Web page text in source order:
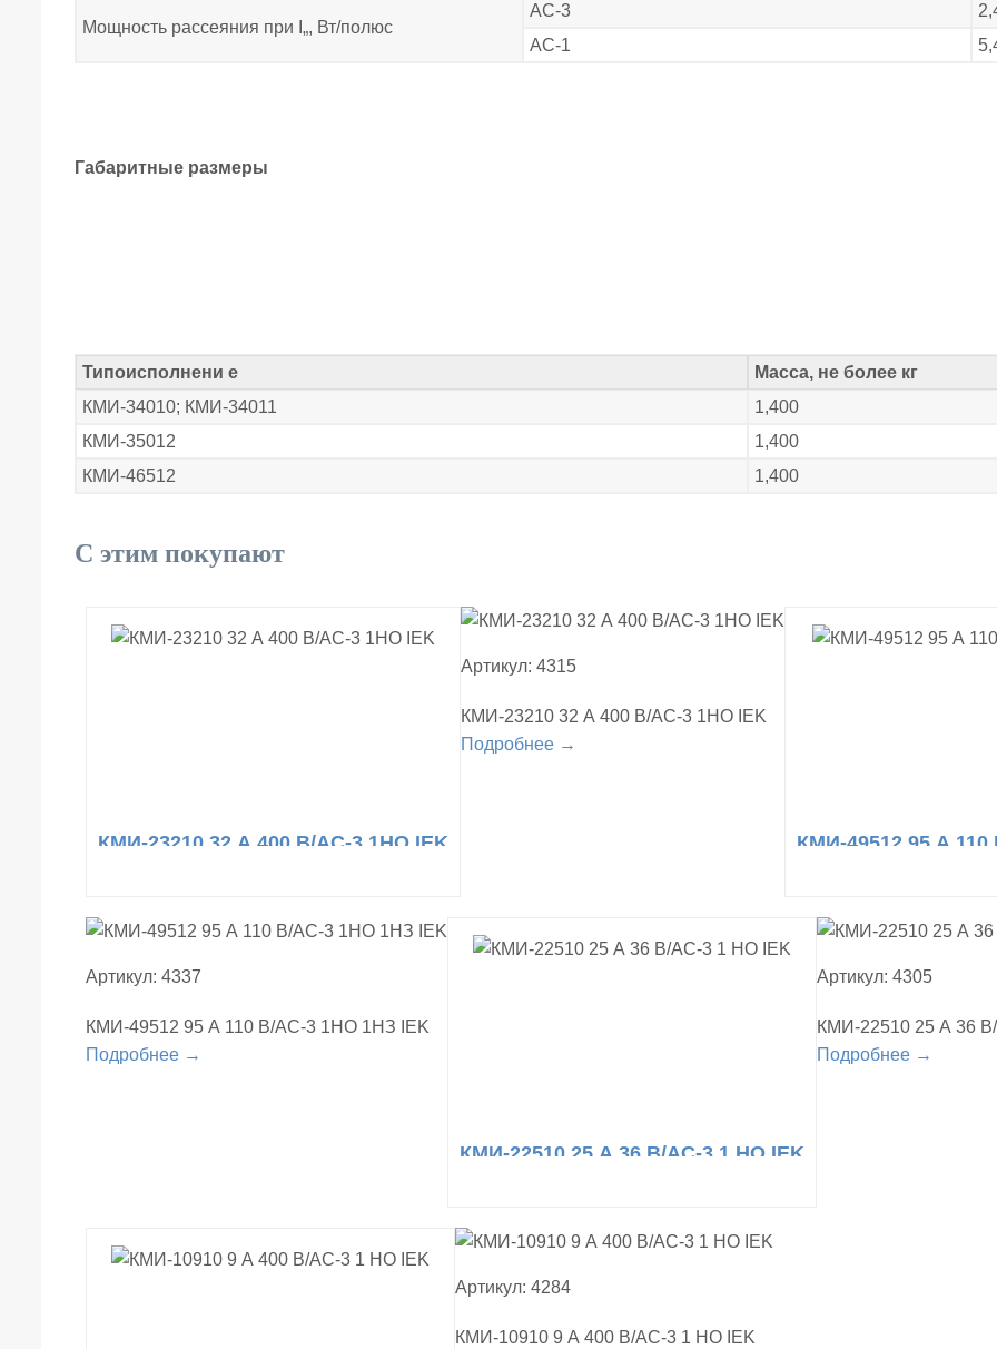
Мощность рассеяния при I„, Вт/полюс
АС-3
АС-1
Габаритные размеры
Типоисполнени е
Масса, не более кг
КМИ-34010; КМИ-34011
1,400
КМИ-35012
1,400
КМИ-46512
1,400
С этим покупают
КМИ-23210 32 А 400 В/АС-3 1НО IEK
Артикул: 4315
КМИ-23210 32 А 400 В/АС-3 1НО IEK
Подробнее →
КМИ-49512 95 А
Артикул: 4337
КМИ-49512 95 А 110 В/АС-3 1НО 1НЗ IEK
Подробнее →
КМИ-22510 25 А 36 В/АС-3 1 НО IEK
Артикул: 4305
КМИ-22510 25 А 36
Подробнее →
Артикул: 4284
КМИ-10910 9 А 400 В/АС-3 1 НО IEK